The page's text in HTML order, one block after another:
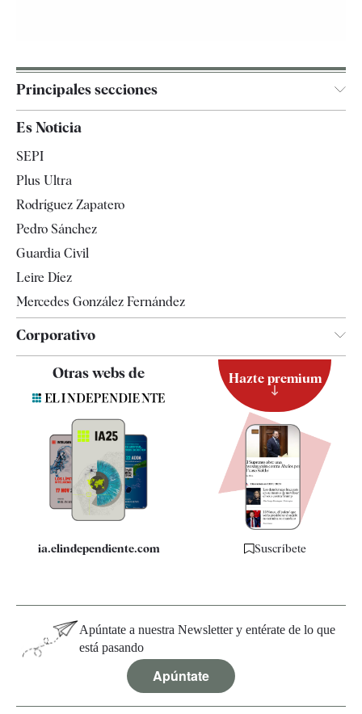
Principales secciones
España
Televisión
Es Noticia
SEPI
Plus Ultra
Rodríguez Zapatero
Pedro Sánchez
Guardia Civil
Leire Díez
Mercedes González Fernández
Corporativo
Contacto
Quiénes somos
Especificaciones
Otras webs de
ia.elindependiente.com
Hazte premium
Suscríbete
Apúntate a nuestra Newsletter y entérate de lo que
está pasando
Apúntate